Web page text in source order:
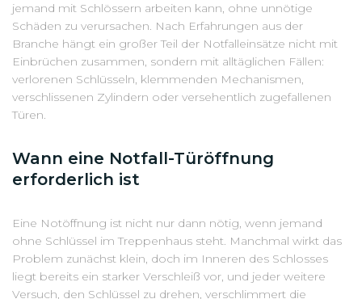
jemand mit Schlössern arbeiten kann, ohne unnötige
Schäden zu verursachen. Nach Erfahrungen aus der
Branche hängt ein großer Teil der Notfalleinsätze nicht mit
Einbrüchen zusammen, sondern mit alltäglichen Fällen:
verlorenen Schlüsseln, klemmenden Mechanismen,
verschlissenen Zylindern oder versehentlich zugefallenen
Türen.
Wann eine Notfall-Türöffnung
erforderlich ist
Eine Notöffnung ist nicht nur dann nötig, wenn jemand
ohne Schlüssel im Treppenhaus steht. Manchmal wirkt das
Problem zunächst klein, doch im Inneren des Schlosses
liegt bereits ein starker Verschleiß vor, und jeder weitere
Versuch, den Schlüssel zu drehen, verschlimmert die